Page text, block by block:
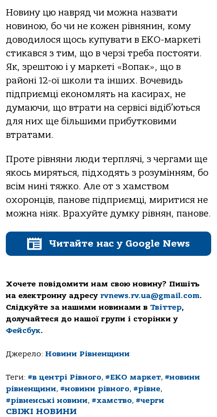
Новину цю навряд чи можна назвати
новиною, бо чи не кожен рівнянин, кому
доводилося щось купувати в ЕКО-маркеті
стикався з тим, що в черзі треба постояти.
Як, зрештою і у маркеті «Вопак», що в
районі 12-ої школи та інших. Вочевидь
підприємці економлять на касирах, не
думаючи, що втрати на сервісі відіб’ються
для них ще більшими прибутковими
втратами.
Проте рівняни люди терплячі, з чергами ще
якось миряться, підходять з розумінням, бо
всім нині тяжко. Але от з хамством
охоронців, панове підприємці, миритися не
можна ніяк. Врахуйте думку рівнян, панове.
Читайте нас у Google News
Хочете повідомити нам свою новину? Пишіть
на електронну адресу rvnews.rv.ua@gmail.com.
Слідкуйте за нашими новинами в Твіттер,
долучайтеся до нашої групи і сторінки у
Фейсбук.
Джерело: Новини Рівненщини
Теги: #в центрі Рівного, #ЕКО маркет, #новини
рівненщини, #новини рівного, #рівне,
#рівненські новини, #хамство, #черги
СВІЖІ НОВИНИ